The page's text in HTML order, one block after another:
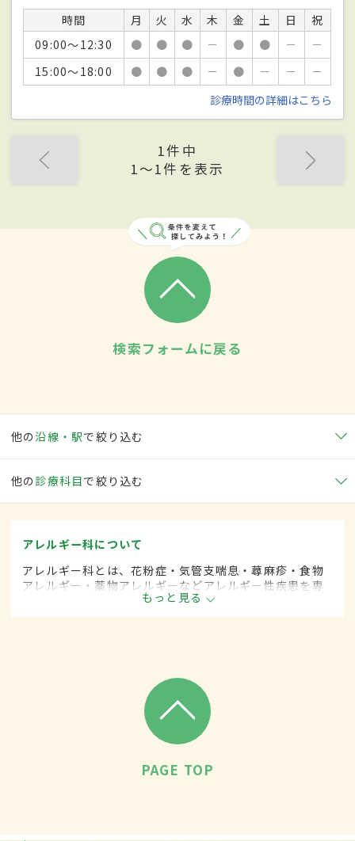
時間 月 火 水 木 金 土 日
祝
09:00～12:30
● ● ● － ● ● －
－
15:00～18:00
● ● ● － ● － －
－
診療時間の詳細はこちら
1件中
1〜1件を表示
検索フォームに戻る
他の沿線・駅で絞り込む
他の 診療科目で絞り込む
アレルギー科について
アレルギー科とは、花粉症・気管支喘息・蕁麻疹・食物
アレルギー・薬物アレルギーなどアレルギー性疾患を専
もっと見る
PAGE TOP